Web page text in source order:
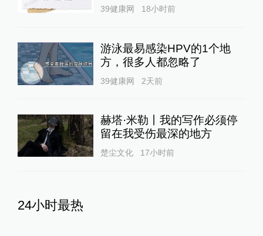
39健康网 18小时前
游泳最易感染HPV的1个地
方，很多人都忽略了
39健康网 2天前
赫塔·米勒丨我的写作必须停
留在我受伤最深的地方
楚尘文化 17小时前
24小时最热